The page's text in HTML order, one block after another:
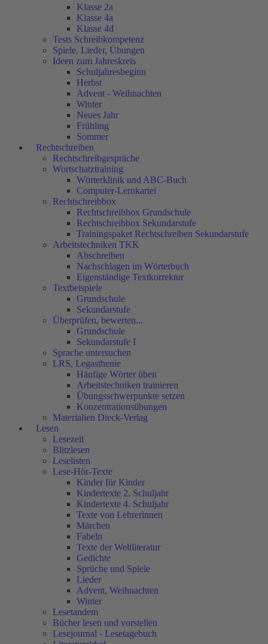
Klasse 2a
Klasse 4a
Klasse 4d
Tests Schreibkompetenz
Spiele, Lieder, Übungen
Ideen zum Jahreskreis
Schuljahresbeginn
Herbst
Advent - Weihnachten
Winter
Neues Jahr
Frühling
Sommer
Rechtschreiben
Rechtschreibgespräche
Wortschatztraining
Wörterklinik und ABC-Buch
Computer-Lernkartei
Rechtschreibbox
Rechtschreibbox Grundschule
Rechtschreibbox Sekundarstufe
Trainingspaket Rechtschreiben Sekundarstufe
Arbeitstechniken TKK
Abschreiben
Nachschlagen im Wörterbuch
Eigenständige Textkorrektur
Textbeispiele
Grundschule
Sekundarstufe
Überprüfen, bewerten...
Grundschule
Sekundarstufe I
Sprache untersuchen
LRS, Legasthenie
Häufige Wörter üben
Arbeitstechniken trainieren
Übungsschwerpunkte setzen
Konzentrationsübungen
Materialien Dieck-Verlag
Lesen
Lesezeit
Blitzlesen
Leselisten
Lese-Hör-Texte
Kinder für Kinder
Kindertexte 2. Schuljahr
Kindertexte 4. Schuljahr
Texte von Lehrerinnen
Märchen
Fabeln
Texte der Weltliteratur
Gedichte
Sprüche und Spiele
Lieder
Advent, Weihnachten
Winter
Lesetandem
Bücher lesen und vorstellen
Lesejournal - Lesetagebuch